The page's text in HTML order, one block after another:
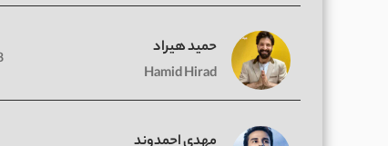
حمید هیراد
Hamid Hirad